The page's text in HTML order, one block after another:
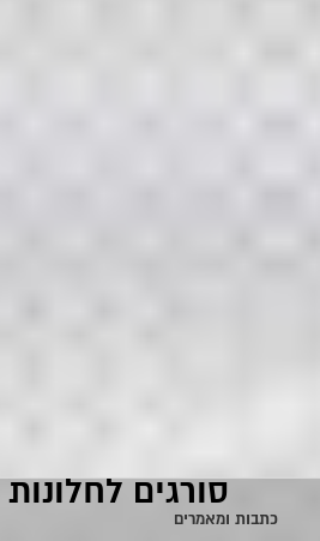
כתבות ומאמרים
סורגים לחלונות